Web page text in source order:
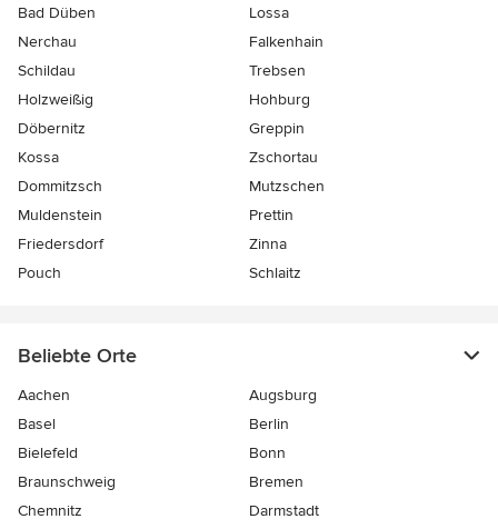
Bad Düben
Lossa
Nerchau
Falkenhain
Schildau
Trebsen
Holzweißig
Hohburg
Döbernitz
Greppin
Kossa
Zschortau
Dommitzsch
Mutzschen
Muldenstein
Prettin
Friedersdorf
Zinna
Pouch
Schlaitz
Beliebte Orte
Aachen
Augsburg
Basel
Berlin
Bielefeld
Bonn
Braunschweig
Bremen
Chemnitz
Darmstadt